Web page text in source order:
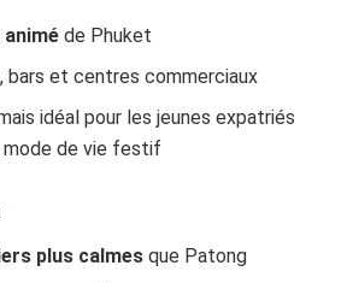
animé de Phuket
bars et centres commerciaux
idéal pour les jeunes expatriés
mode de vie festif
plus calmes que Patong